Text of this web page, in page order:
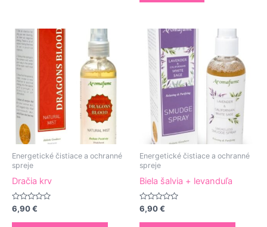
Energetické čistiace a ochranné
spreje
Dračia krv
Hodnotenie
0
z
6,90€
Energetické čistiace a ochranné
spreje
Biela šalvia + levanduľa
Hodnotenie
0
z
6,90€